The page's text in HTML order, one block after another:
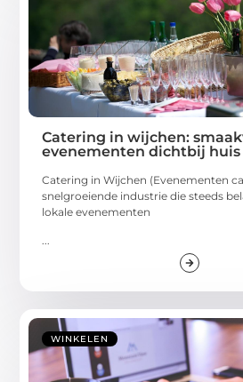
Catering in wijchen:
evenementen dichtbij huis
Catering in Wijchen (Evenementen
snelgroeiende industrie die steeds
lokale evenementen
...
WINKELEN